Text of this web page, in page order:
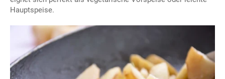
Hauptspeise.